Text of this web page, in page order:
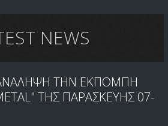
NEWS
ΤΗΝ ΕΚΠΟΜΠΗ
ΤΗΣ ΠΑΡΑΣΚΕΥΗΣ 07-